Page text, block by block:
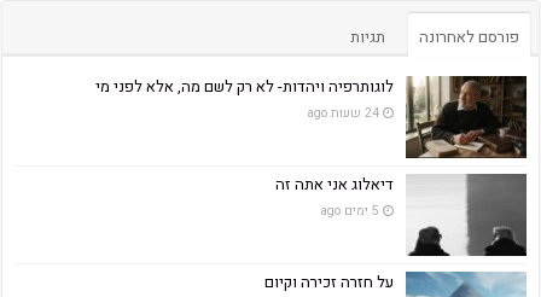
פורסם לאחרונה תגיות
לוגותרפיה ויהדות- לא רק לשם מה, אלא לפני מי
24 שעות ago
דיאלוג אני אתה זה
5 ימים ago
על חזרה זכירה וקיום